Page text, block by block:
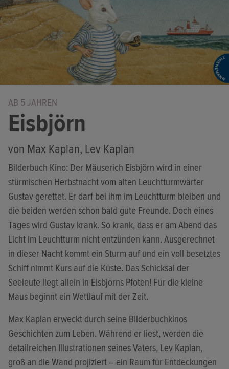
AB 5 JAHREN
Eisbjörn
von Max Kaplan, Lev Kaplan
Bilderbuch Kino: Der Mäuserich Eisbjörn wird in einer
stürmischen Herbstnacht vom alten Leuchtturmwärter
Gustav gerettet. Er darf bei ihm im Leuchtturm bleiben und
die beiden werden schon bald gute Freunde. Doch eines
Tages wird Gustav krank. So krank, dass er am Abend das
Licht im Leuchtturm nicht entzünden kann. Ausgerechnet
in dieser Nacht kommt ein Sturm auf und ein voll besetztes
Schiff nimmt Kurs auf die Küste. Das Schicksal der
Seeleute liegt allein in Eisbjörns Pfoten! Für die kleine
Maus beginnt ein Wettlauf mit der Zeit.
Max Kaplan erweckt durch seine Bilderbuchkinos
Geschichten zum Leben. Während er liest, werden die
detailreichen Illustrationen seines Vaters, Lev Kaplan,
groß an die Wand projiziert – ein Raum für Entdeckungen